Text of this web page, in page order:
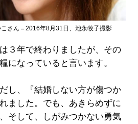
さん＝2016年8月31日、池永牧子撮影
３年で終わりましたが、その
になっていると言います。
し、『結婚しない方が傷つか
ました。でも、あきらめずに
そして、しがみつかない勇気